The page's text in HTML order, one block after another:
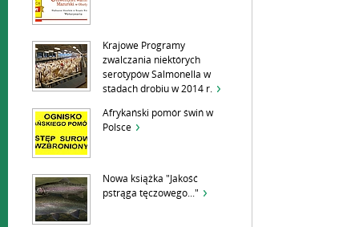
Krajowe Programy
zwalczania niektórych
serotypów Salmonella w
stadach drobiu w 2014 r.
Afrykański pomór świń w
Polsce
Nowa książka "Jakość
pstrąga tęczowego..."